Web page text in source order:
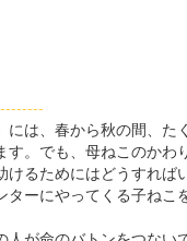
は、春から秋の間、
。でも、母ねこのか
るためにはどうすれば
ーにやってくる子ね